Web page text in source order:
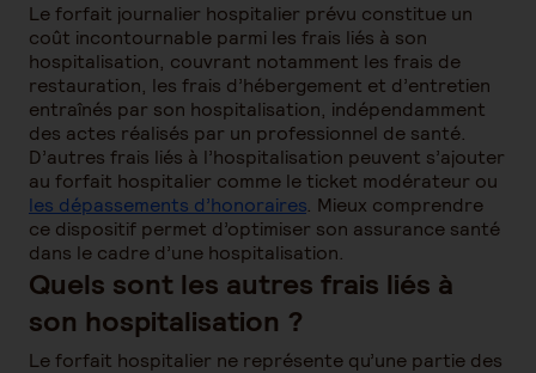
Le forfait journalier hospitalier prévu constitue un
coût incontournable parmi les frais liés à son
hospitalisation, couvrant notamment les frais de
restauration, les frais d’hébergement et d’entretien
entraînés par son hospitalisation, indépendamment
des actes réalisés par un professionnel de santé.
D’autres frais liés à l’hospitalisation peuvent s’ajouter
au forfait hospitalier comme le ticket modérateur ou
les dépassements d’honoraires. Mieux comprendre
ce dispositif permet d’optimiser son assurance santé
dans le cadre d’une hospitalisation.
Quels sont les autres frais liés à
son hospitalisation ?
Le forfait hospitalier ne représente qu’une partie des